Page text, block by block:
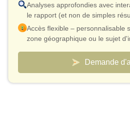
Analyses approfondies avec
le rapport (et non de simples
Accès flexible – personnalisable
zone géographique ou le sujet
Modèle de tarification intelligent
que 10 $ par rapport
Un accès analyste est inclus
clarifications rapides
Demande